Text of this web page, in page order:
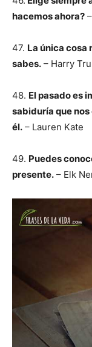
hacemos ahora?
47. La única cosa
sabes. – Harry
48. El pasado es
sabiduría que
él. – Lauren Kate
49. Puedes
presente. – Elk